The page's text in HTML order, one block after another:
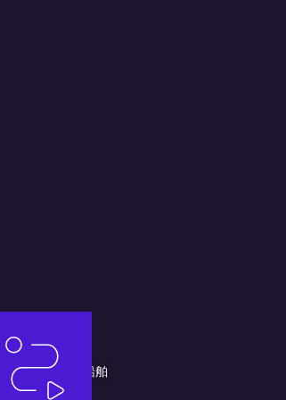
车辆部件 船舶